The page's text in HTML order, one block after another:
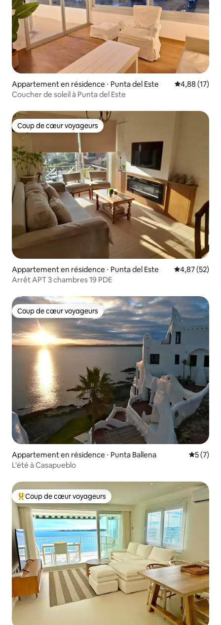
Appartement en résidence ⋅ Punta del Este Évaluation
4,88 (17)
Coucher de soleil à Punta del Este
Coup de cœur voyageurs
Coup de cœur voyageurs
Appartement en résidence ⋅ Punta del Este Évaluation
4,87 (52)
Arrêt APT 3 chambres 19 PDE
Coup de cœur voyageurs
Coup de cœur voyageurs
Appartement en résidence ⋅ Punta Ballena
5 (7)
L'été à Casapueblo
Coups de cœur voyageurs les plus appréciés
Coup de cœur voyageurs